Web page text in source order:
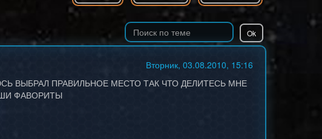
Вторник, 03.08.2010, 15:16
ВЫБРАЛ ПРАВИЛЬНОЕ МЕСТО ТАК ЧТО ДЕЛИТЕСЬ МНЕ
ФАВОРИТЫ